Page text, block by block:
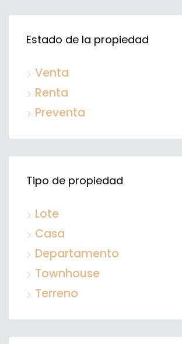
Estado de la propiedad
Venta
Renta
Preventa
Tipo de propiedad
Lote
Casa
Departamento
Townhouse
Terreno